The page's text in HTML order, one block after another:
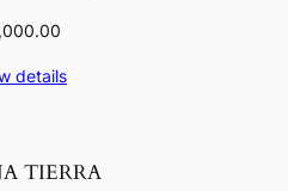
details
TIERRA